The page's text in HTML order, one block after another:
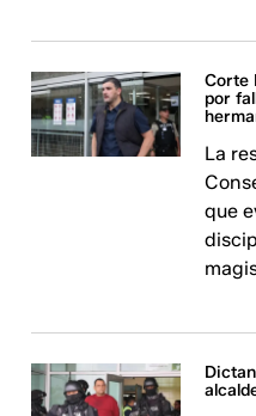
Corte
por
La
que